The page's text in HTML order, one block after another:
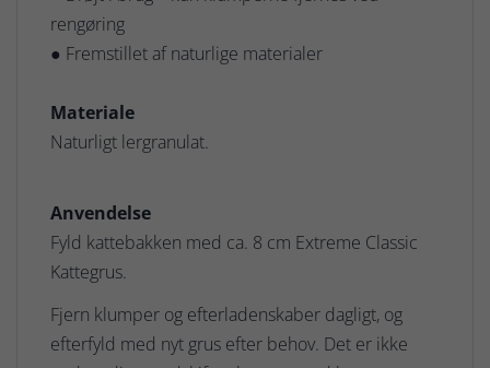
rengøring
● Fremstillet af naturlige materialer
Materiale
Naturligt lergranulat.
Anvendelse
Fyld kattebakken med ca. 8 cm Extreme Classic
Kattegrus.
Fjern klumper og efterladenskaber dagligt, og
efterfyld med nyt grus efter behov. Det er ikke